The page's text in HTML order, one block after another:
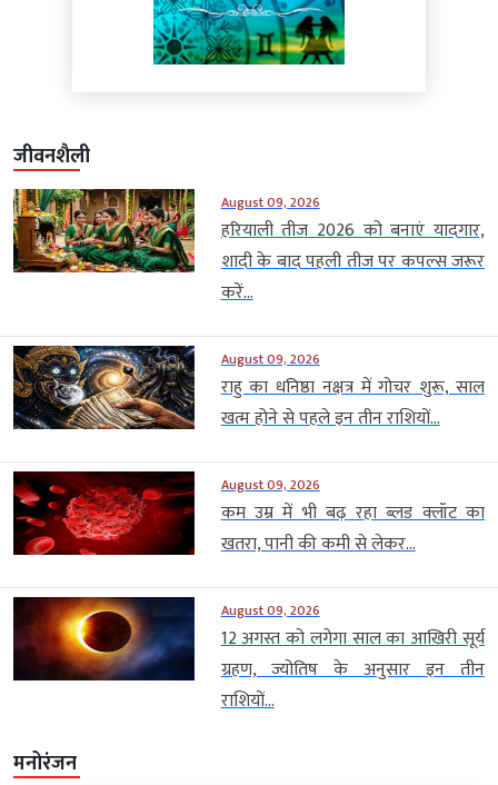
जीवनशैली
August 09, 2026
हरियाली तीज 2026 को बनाएं यादगार,
शादी के बाद पहली तीज पर कपल्स जरूर
करें...
August 09, 2026
राहु का धनिष्ठा नक्षत्र में गोचर शुरू, साल
खत्म होने से पहले इन तीन राशियों...
August 09, 2026
कम उम्र में भी बढ़ रहा ब्लड क्लॉट का
खतरा, पानी की कमी से लेकर...
August 09, 2026
12 अगस्त को लगेगा साल का आखिरी सूर्य
ग्रहण, ज्योतिष के अनुसार इन तीन
राशियों...
मनोरंजन